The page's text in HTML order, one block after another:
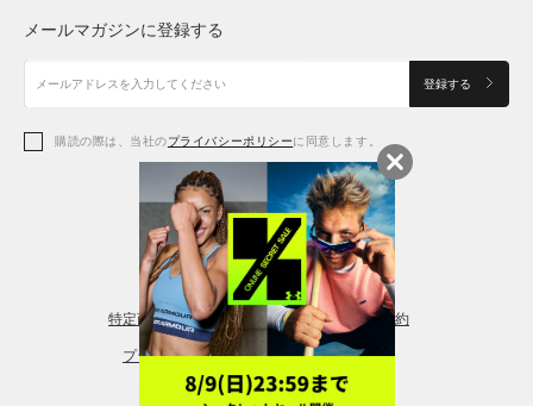
アクセサリー
アクセサリー
シューズ
アクセサリー
レギンス＆タイツ
シューズ
メールマガジンに登録する
登録する
購読の際は、当社のプライバシーポリシーに同意します。
特定商取引法に基づく通販の表記 会員規約
プライバシーポリシー